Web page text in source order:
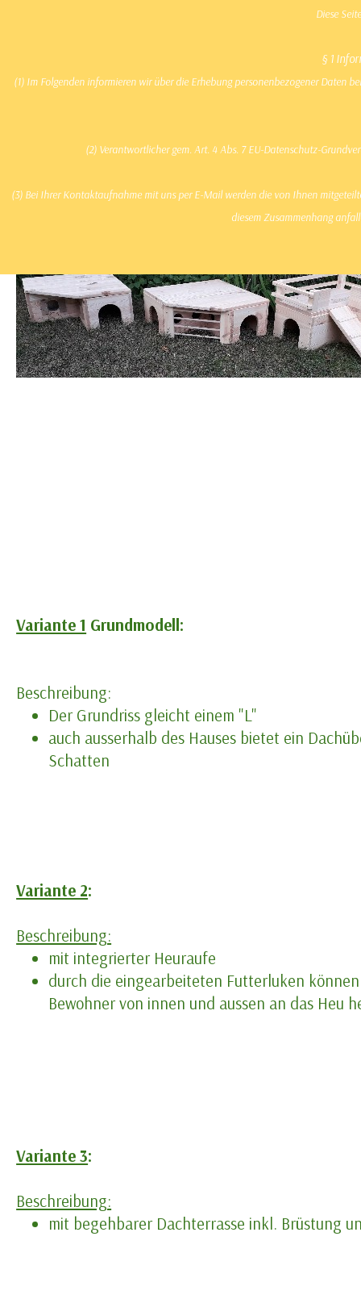
Diese
§ 1
(1) Im Folgenden informieren wir über die Erhebung personenbezogener Daten
(2) Verantwortlicher gem. Art. 4 Abs. 7 EU-Datenschutz-
(3) Bei Ihrer Kontaktaufnahme mit uns per E-Mail werden die von Ihnen
diesem Zusammenhang
Häuser im L-Format
Variante 1 Grundmodell:
Beschreibung:
Der Grundriss gleicht einem "L"
auch ausserhalb des Hauses bietet ein
Schatten
Variante 2:
Beschreibung:
mit integrierter Heuraufe
durch die eingearbeiteten Futterluken
Bewohner von innen und aussen an das Heu
Variante 3:
Beschreibung:
mit begehbarer Dachterrasse inkl. Brüstung